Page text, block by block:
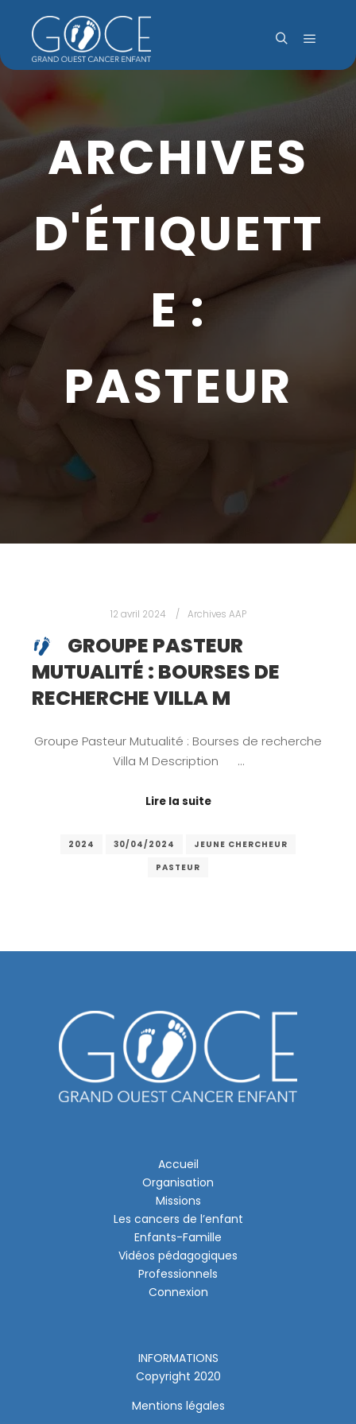
Menu
ARCHIVES
D'ÉTIQUETT
E :
PASTEUR
12 avril 2024 Archives AAP
GROUPE PASTEUR
MUTUALITÉ : BOURSES DE
RECHERCHE VILLA M
Groupe Pasteur Mutualité : Bourses de recherche
Villa M Description …
Lire la suite
2024 30/04/2024
JEUNE CHERCHEUR
PASTEUR
Accueil
Organisation
Missions
Les cancers de l’enfant
Enfants-Famille
Vidéos pédagogiques
Professionnels
Connexion
INFORMATIONS
Copyright 2020
Mentions légales